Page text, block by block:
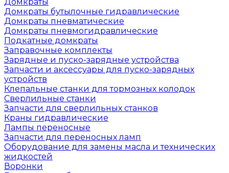
Домкраты бутылочные гидравлические
Домкраты пневматические
Домкраты пневмогидравлические
Подкатные домкраты
Заправочные комплекты
Зарядные и пуско-зарядные устройства
Запчасти и аксессуары для пуско-зарядных
устройств
Клепальные станки для тормозных колодок
Сверлильные станки
Запчасти для сверлильных станков
Краны гидравлические
Лампы переносные
Запчасти для переносных ламп
Оборудование для замены масла и технических
жидкостей
Воронки